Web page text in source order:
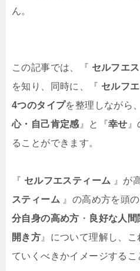
ん。
この記事では、『 セルフエ
を知り、同時に、『 セルフ
4つのタイプを整理しながら、
心・自己肯定感 』と『幸せ
ることができます。
『 セルフエスティーム 』が
スティーム 』の高め方を頭
分自身の高め方 ・ 良好な人
開き方 』について理解し、
ていくべきかイメージするこ